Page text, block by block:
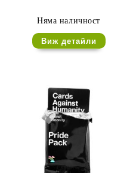
Няма наличност
Виж детайли